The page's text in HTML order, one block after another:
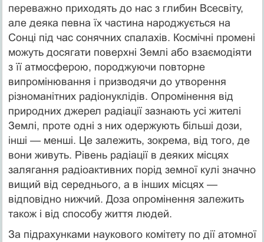
переважно приходять до нас з глибин Всесвіту,
але деяка певна їх частина народжується на
Сонці під час сонячних спалахів. Космічні промені
можуть досягати поверхні Землі або взаємодіяти
з її атмосферою, породжуючи повторне
випромінювання і призводячи до утворення
різноманітних радіонуклідів. Опромінення від
природних джерел радіації зазнають усі жителі
Землі, проте одні з них одержують більші дози,
інші — менші. Це залежить, зокрема, від того, де
вони живуть. Рівень радіації в деяких місцях
залягання радіоактивних порід земної кулі значно
вищий від середнього, а в інших місцях —
відповідно нижчий. Доза опромінення залежить
також і від способу життя людей.
За підрахунками наукового комітету по дії атомної